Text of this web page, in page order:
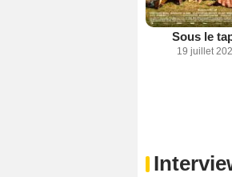
Sous le
19 juillet